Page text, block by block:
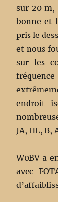
sur 20 m,
bonne et
pris le
et nous
sur les
endroit
JA, HL, B,
W0BV a
avec